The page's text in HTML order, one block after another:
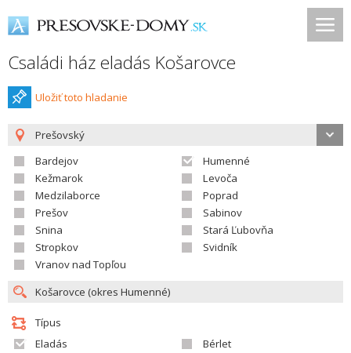
Családi ház eladás Košarovce
Uložiť toto hladanie
Prešovský
Bardejov
Humenné
Kežmarok
Levoča
Medzilaborce
Poprad
Prešov
Sabinov
Snina
Stará Ľubovňa
Stropkov
Svidník
Vranov nad Topľou
Típus
Eladás
Bérlet